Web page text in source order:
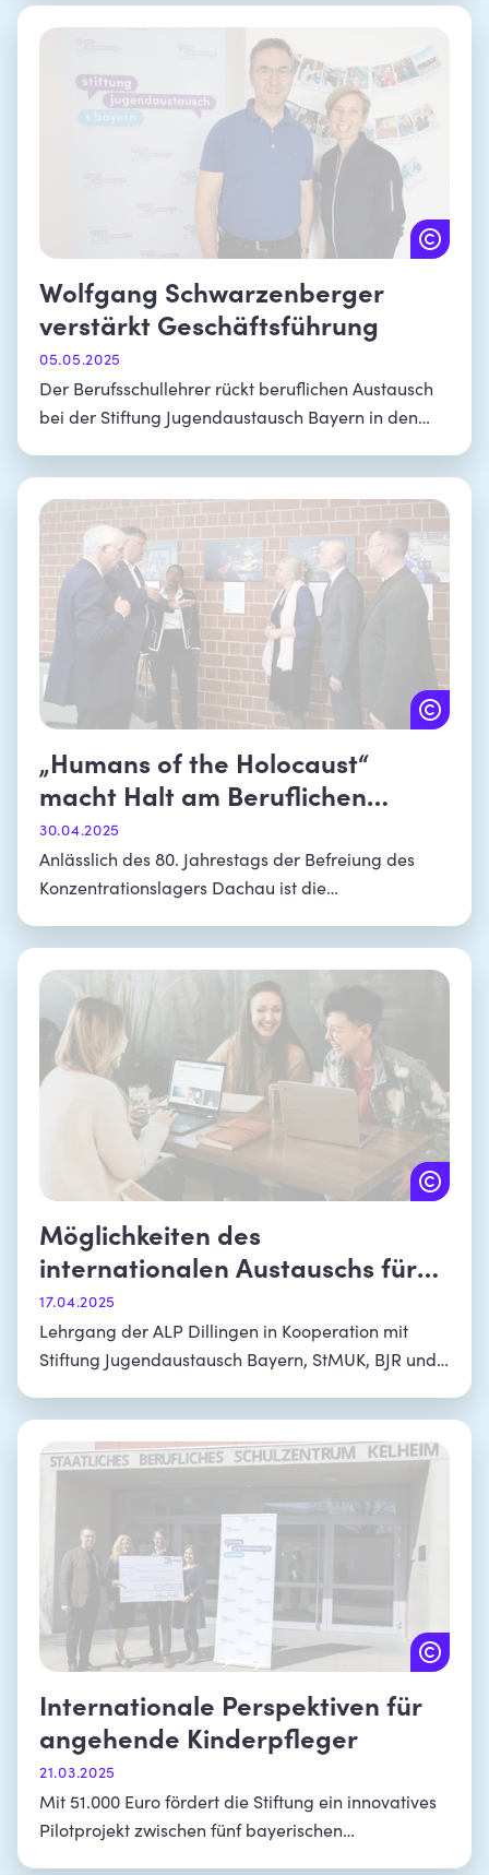
Wolfgang Schwarzenberger
verstärkt Geschäftsführung
05.05.2025
Der Berufsschullehrer rückt beruflichen Austausch
bei der Stiftung Jugendaustausch Bayern in den
„Humans of the Holocaust“
macht Halt am Beruflichen
Schulzentrum Dachau
30.04.2025
Anlässlich des 80. Jahrestags der Befreiung des
Konzentrationslagers Dachau ist die
Beruflichen Schulzentrum in Dachau zu sehen.
Möglichkeiten des
internationalen Austauschs für
Mittelschulen in Bayern
17.04.2025
Lehrgang der ALP Dillingen in Kooperation mit
Stiftung Jugendaustausch Bayern, StMUK, BJR und
Internationale Perspektiven für
angehende Kinderpfleger
21.03.2025
Mit 51.000 Euro fördert die Stiftung ein innovatives
Pilotprojekt zwischen fünf bayerischen